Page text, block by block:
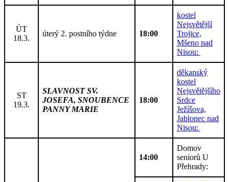
ÚT
18.3.
úterý 2. postního týdne 18:00
kostel
Nejsvětější
Trojice,
Mšeno nad
Nisou:
ST
19.3.
SLAVNOST SV.
JOSEFA, SNOUBENCE
PANNY MARIE
18:00
děkanský
kostel
Nejsvětějšího
Srdce
Ježíšova,
Jablonec nad
Nisou:
14:00
Domov
seniorů U
Přehrady: